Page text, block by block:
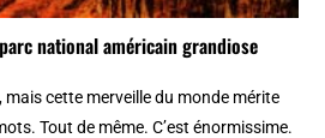
national américain grandiose
cette merveille du monde mérite
Tout de même. C’est énormissime.